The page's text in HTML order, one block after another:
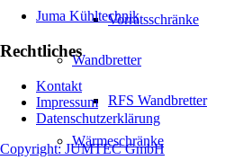
Vorratsschränke
Wandbretter
RFS Wandbretter
Wärmeschränke
Juma Kühltechnik
Rechtliches
Kontakt
Impressum
Datenschutzerklärung
Copyright: JUMTEC GmbH